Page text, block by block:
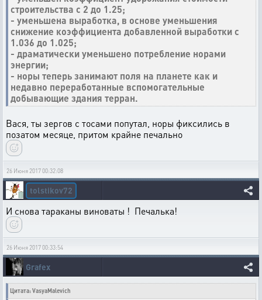
строительства с 2 до 1.25;
- уменьшена выработка, в основе уменьшения
снижение коэффициента добавленной выработки с
1.036 до 1.025;
- драматически уменьшено потребление норами
энергии;
- норы теперь занимают поля на планете как и
недавно переработанные вспомогательные
добывающие здания терран.
Вася, ты зергов с тосами попутал, норы фиксились в
позатом месяце, притом крайне печально
26 Июня 2017 00:32:08
tolstikov72
И снова тараканы виноваты ! Печалька!
26 Июня 2017 00:33:54
Grafex
Цитата: VasyaMalevich